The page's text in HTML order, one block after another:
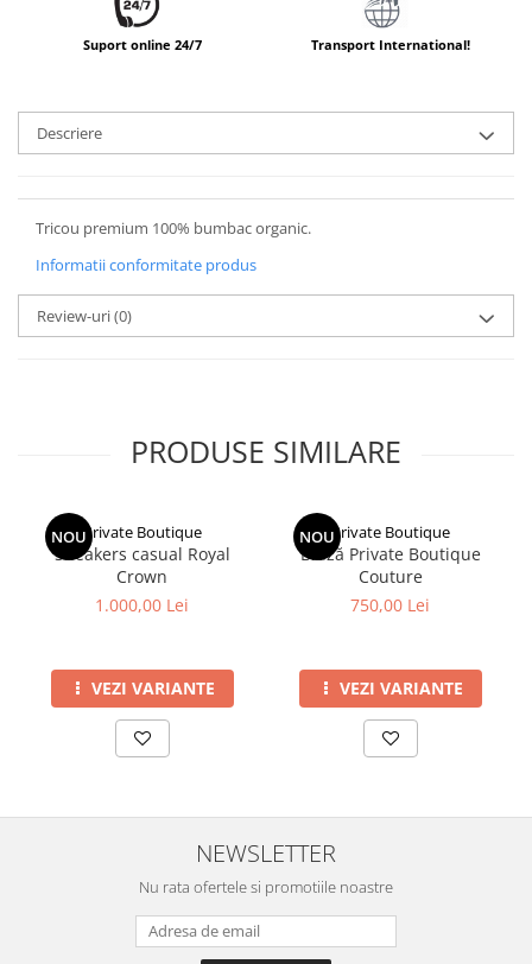
Suport online 24/7 Transport International!
Descriere
Tricou premium 100% bumbac organic.
Informatii conformitate produs
Review-uri(0)
PRODUSE SIMILARE
NOUPrivate Boutique
Sneakers casual Royal
Crown
1.000,00 Lei
VEZI VARIANTE
NOUPrivate Boutique
Bluză Private Boutique
Couture
750,00 Lei
VEZI VARIANTE
NEWSLETTER
Nu rata ofertele si promotiile noastre